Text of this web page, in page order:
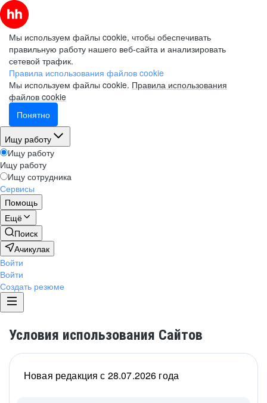
Мы используем файлы cookie, чтобы обеспечивать
правильную работу нашего веб-сайта и анализировать
сетевой трафик.
Правила использования файлов cookie
Мы используем файлы cookie. Правила использования
файлов cookie
Понятно
Ищу работу
Ищу работу
Ищу работу
Ищу сотрудника
Сервисы
Помощь
Ещё
Поиск
Ачикулак
Войти
Войти
Создать резюме
Условия использования Сайтов
Новая редакция с 28.07.2026 года